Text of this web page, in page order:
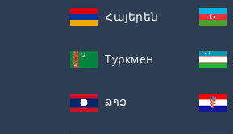
Հայերեն
Туркмен
ລາວ